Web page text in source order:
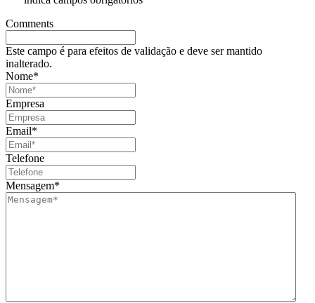
Comments
Este campo é para efeitos de validação e deve ser mantido
inalterado.
Nome*
Empresa
Email*
Telefone
Mensagem*